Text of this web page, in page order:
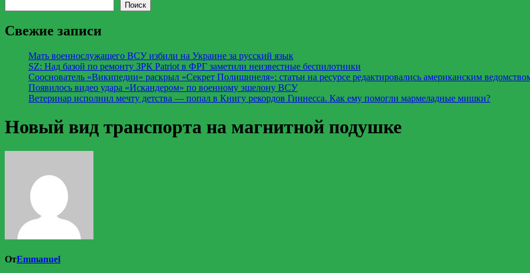
Поиск
Свежие записи
Мать военнослужащего ВСУ избили на Украине за русский язык
SZ: Над базой по ремонту ЗРК Patriot в ФРГ заметили неизвестные беспилотники
Сооснователь «Википедии» раскрыл «Секрет Полишинеля»: статьи на ресурсе редактировались американским
Появилось видео удара «Искандером» по военному эшелону ВСУ
Ветеринар исполнил мечту детства — попал в Книгу рекордов Гиннесса. Как ему помогли мармеладные мишки?
Новый вид транспорта на магнитной подушке
ОтEmmanuel